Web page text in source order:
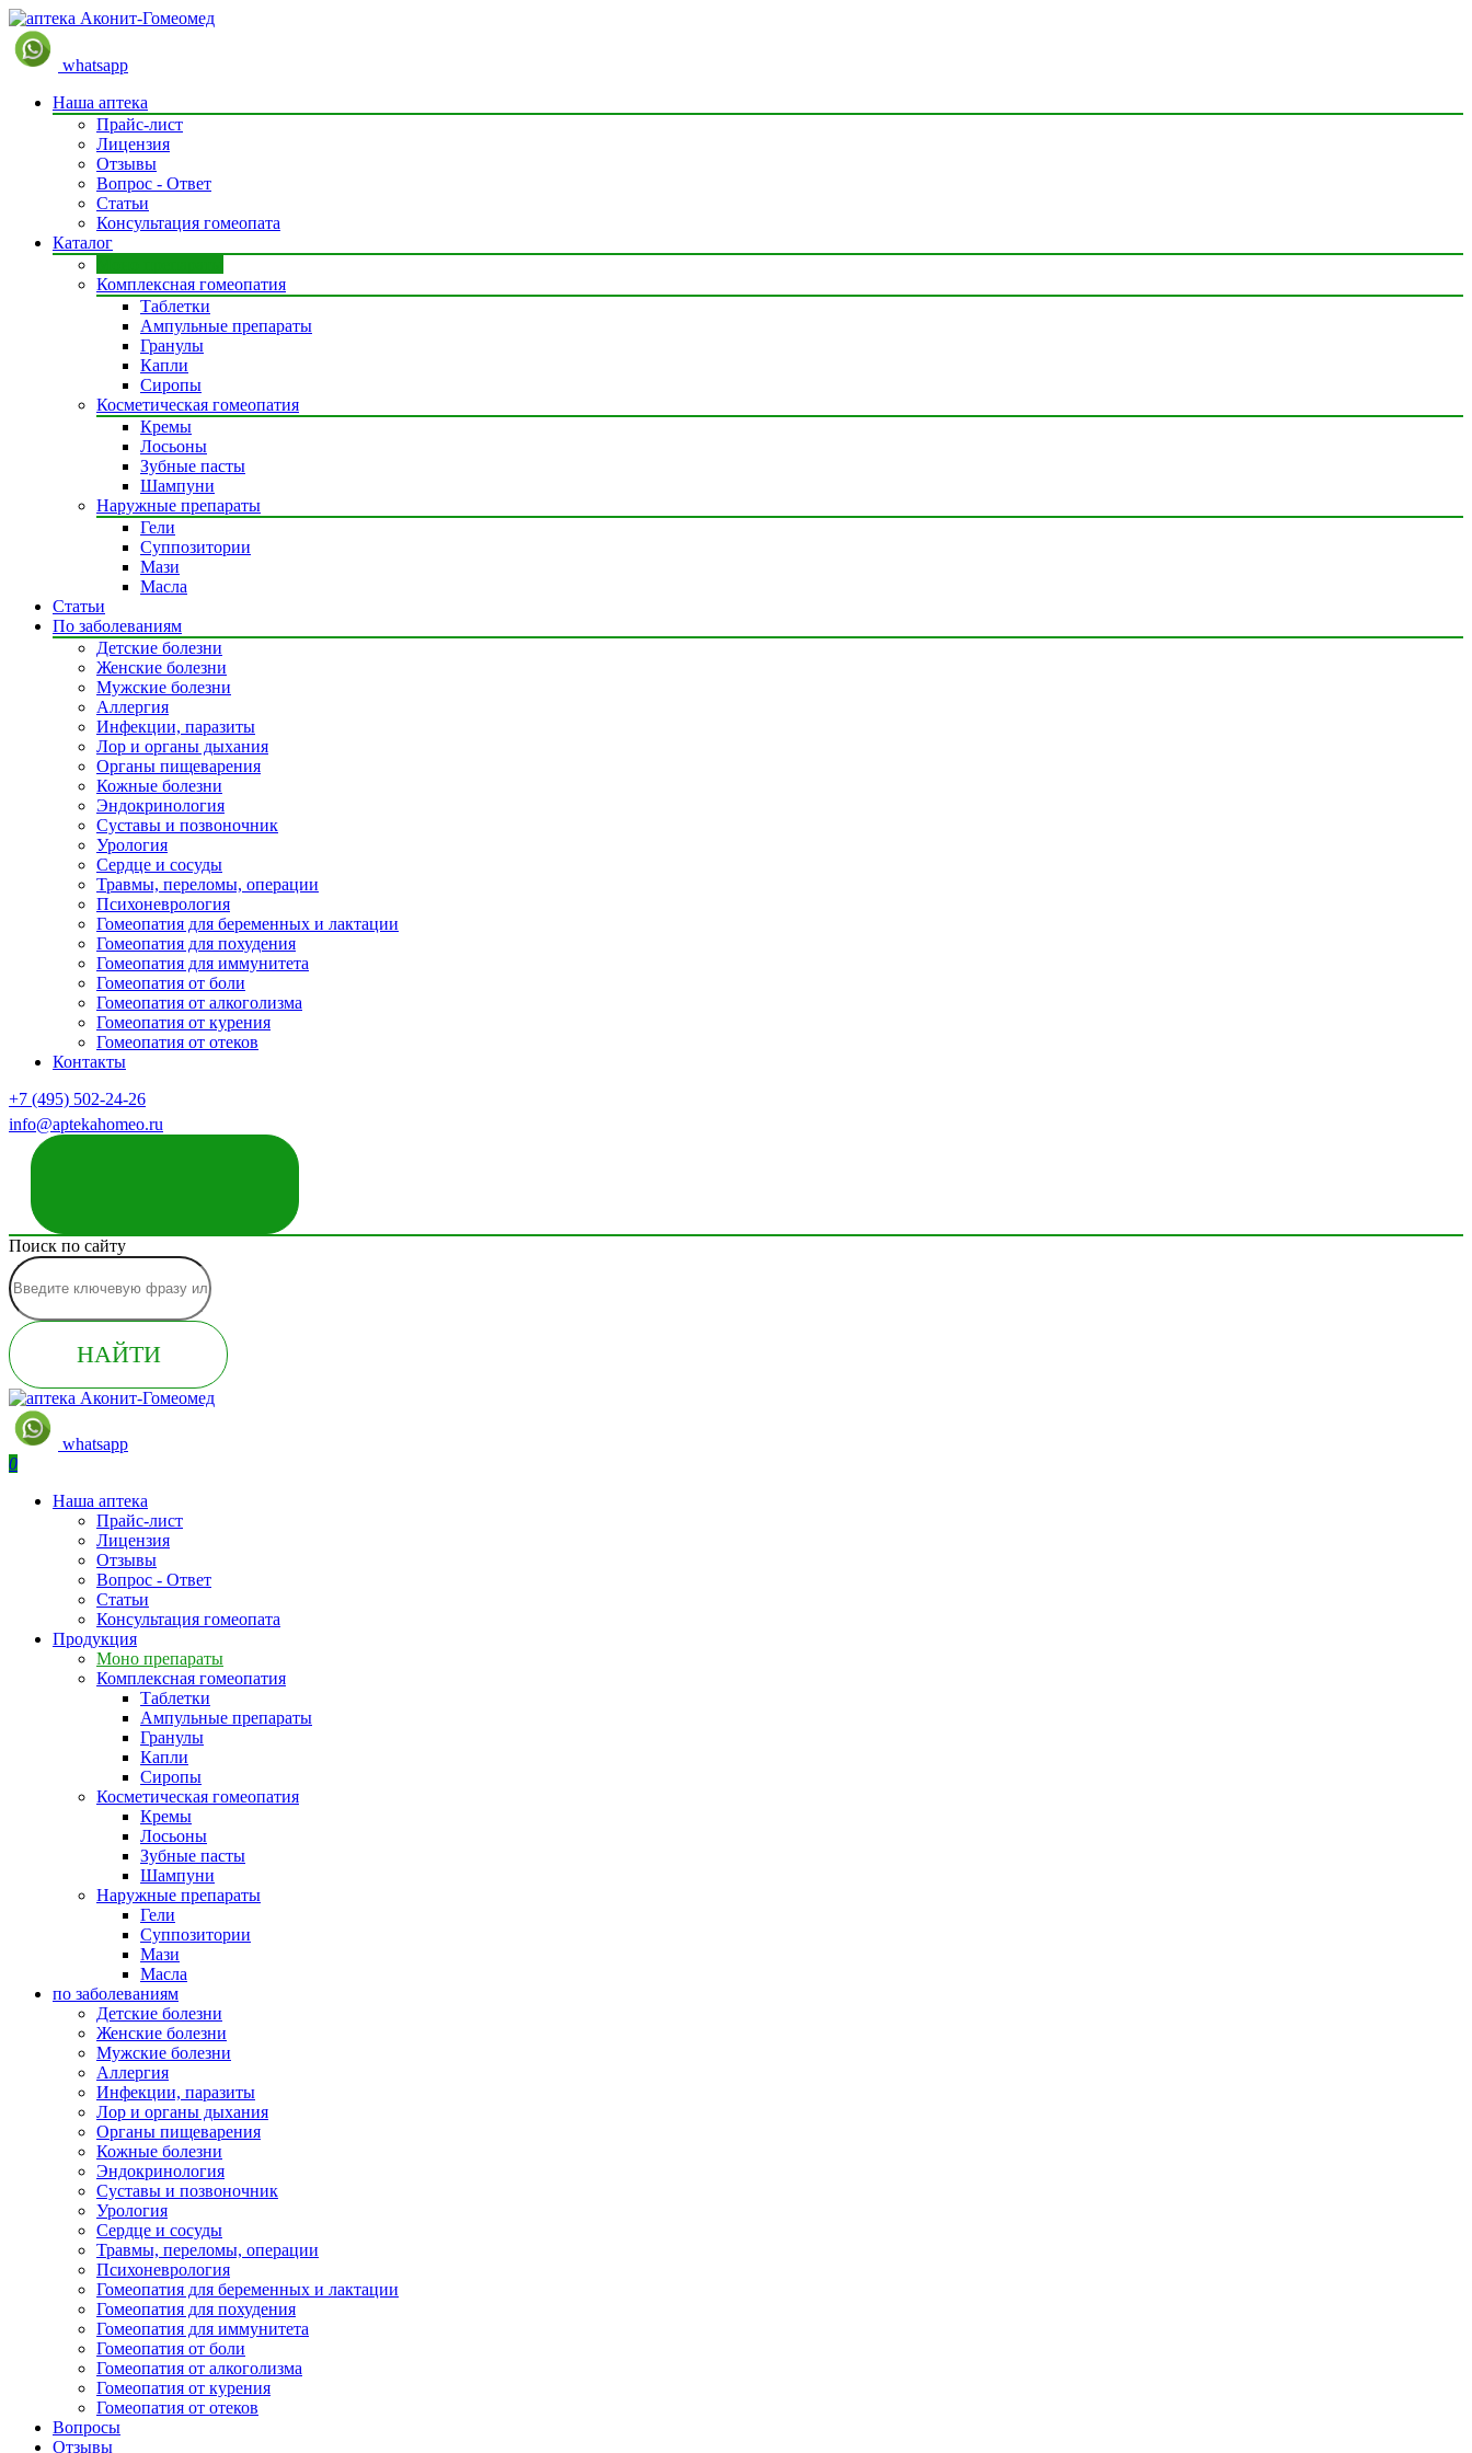
whatsapp
Наша аптека
Прайс-лист
Лицензия
Отзывы
Вопрос - Ответ
Статьи
Консультация гомеопата
Каталог
Комплексная гомеопатия
Таблетки
Ампульные препараты
Гранулы
Капли
Сиропы
Косметическая гомеопатия
Кремы
Лосьоны
Зубные пасты
Шампуни
Наружные препараты
Гели
Суппозитории
Мази
Масла
Статьи
По заболеваниям
Детские болезни
Женские болезни
Мужские болезни
Аллергия
Инфекции, паразиты
Лор и органы дыхания
Органы пищеварения
Кожные болезни
Эндокринология
Суставы и позвоночник
Урология
Сердце и сосуды
Травмы, переломы, операции
Психоневрология
Гомеопатия для беременных и лактации
Гомеопатия для похудения
Гомеопатия для иммунитета
Гомеопатия от боли
Гомеопатия от алкоголизма
Гомеопатия от курения
Гомеопатия от отеков
Контакты
+7 (495) 502-24-26
info@aptekahomeo.ru
Поиск по сайту
НАЙТИ
whatsapp
0
Наша аптека
Прайс-лист
Лицензия
Отзывы
Вопрос - Ответ
Статьи
Консультация гомеопата
Продукция
Моно препараты
Комплексная гомеопатия
Таблетки
Ампульные препараты
Гранулы
Капли
Сиропы
Косметическая гомеопатия
Кремы
Лосьоны
Зубные пасты
Шампуни
Наружные препараты
Гели
Суппозитории
Мази
Масла
по заболеваниям
Детские болезни
Женские болезни
Мужские болезни
Аллергия
Инфекции, паразиты
Лор и органы дыхания
Органы пищеварения
Кожные болезни
Эндокринология
Суставы и позвоночник
Урология
Сердце и сосуды
Травмы, переломы, операции
Психоневрология
Гомеопатия для беременных и лактации
Гомеопатия для похудения
Гомеопатия для иммунитета
Гомеопатия от боли
Гомеопатия от алкоголизма
Гомеопатия от курения
Гомеопатия от отеков
Вопросы
Отзывы